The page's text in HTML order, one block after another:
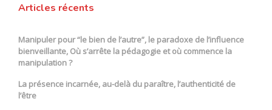
Articles récents
Manipuler pour “le bien de l’autre”, le paradoxe de l’influence
bienveillante, Où s’arrête la pédagogie et où commence la
manipulation ?
La présence incarnée, au-delà du paraître, l’authenticité de
l’être